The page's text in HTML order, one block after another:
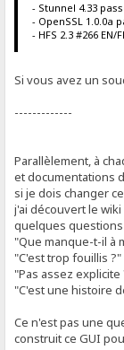
- Stunnel 4.33
- OpenSSL 1.0.0a
- HFS 2.3 #266 EN/
Si vous avez un
-------------
Parallèlement, à
et documentations
si je dois changer
j'ai découvert le wiki
quelques
"Que manque-t-il à
"C'est trop fouillis ?"
"Pas assez explicite
"C'est une histoire
Ce n'est pas une
construit ce GUI